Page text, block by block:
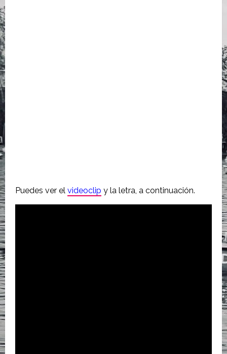
Puedes ver el videoclip y la letra, a continuación.